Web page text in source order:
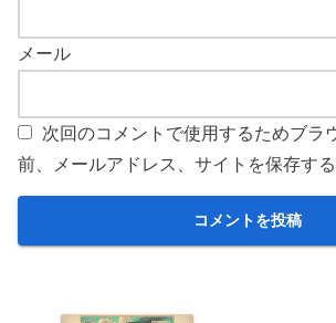
メール
次回のコメントで使用するためブラ
前、メールアドレス、サイトを保存する